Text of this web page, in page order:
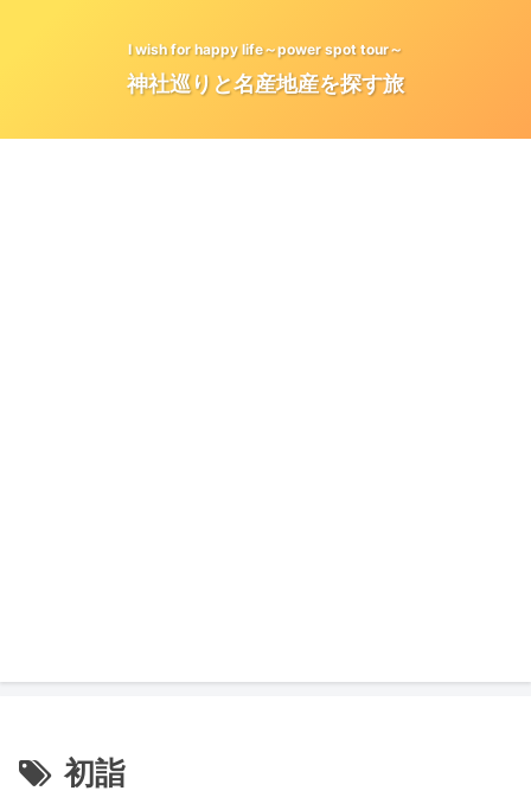
I wish for happy life～power spot tour～
神社巡りと名産地産を探す旅
初詣